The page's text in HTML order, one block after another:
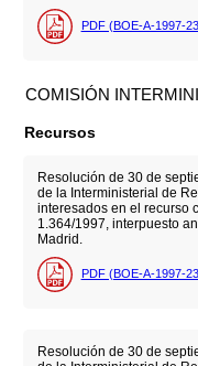
PDF (BOE-A-1997-
COMISIÓN
Recursos
Resolución de 30 de
de la Interministerial de
interesados en el recurso
1.364/1997, interpuesto
Madrid.
PDF (BOE-A-1997-
Resolución de 30 de